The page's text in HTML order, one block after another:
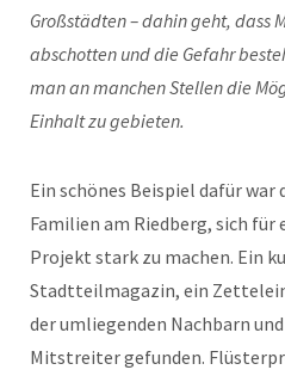
Großstädten – dahin geht, dass
abschotten und die Gefahr
man an manchen Stellen die
Einhalt zu gebieten.
Ein schönes Beispiel dafür
Familien am Riedberg, sich für
Projekt stark zu machen. Ein
Stadtteilmagazin, ein
der umliegenden Nachbarn
Mitstreiter gefunden.